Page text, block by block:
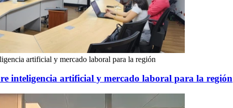
artificial y mercado laboral para la región
inteligencia artificial y mercado laboral para la región